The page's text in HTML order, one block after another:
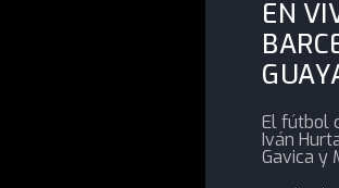
EN
El fútbol
Iván
Gavica y